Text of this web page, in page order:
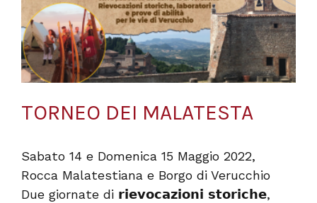
TORNEO DEI MALATESTA
Sabato 14 e Domenica 15 Maggio 2022,
Rocca Malatestiana e Borgo di Verucchio
Due giornate di 𝗿𝗶𝗲𝘃𝗼𝗰𝗮𝘇𝗶𝗼𝗻𝗶 𝘀𝘁𝗼𝗿𝗶𝗰𝗵𝗲,